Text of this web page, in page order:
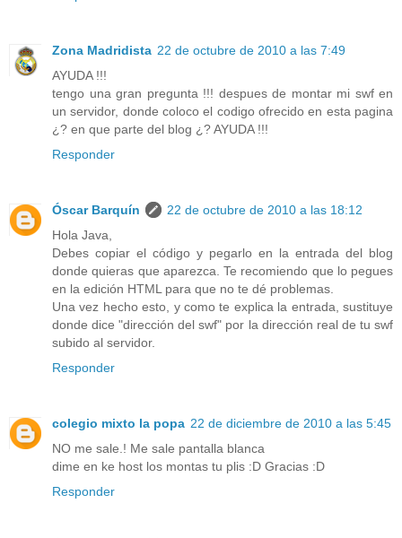
Zona Madridista 22 de octubre de 2010 a las 7:49
AYUDA !!!
tengo una gran pregunta !!! despues de montar mi swf en
un servidor, donde coloco el codigo ofrecido en esta pagina
¿? en que parte del blog ¿? AYUDA !!!
Responder
Óscar Barquín
22 de octubre de 2010 a las 18:12
Hola Java,
Debes copiar el código y pegarlo en la entrada del blog
donde quieras que aparezca. Te recomiendo que lo pegues
en la edición HTML para que no te dé problemas.
Una vez hecho esto, y como te explica la entrada, sustituye
donde dice "dirección del swf" por la dirección real de tu swf
subido al servidor.
Responder
colegio mixto la popa 22 de diciembre de 2010 a las 5:45
NO me sale.! Me sale pantalla blanca
dime en ke host los montas tu plis :D Gracias :D
Responder